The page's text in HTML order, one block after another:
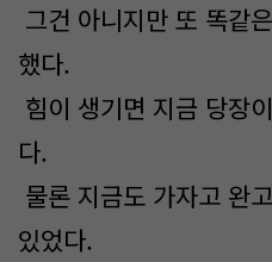
그건 아니지만 또 똑같
했다.
힘이 생기면 지금 당장
다.
물론 지금도 가자고 완
있었다.